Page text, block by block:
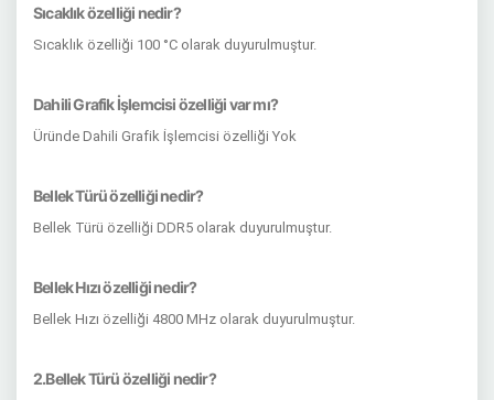
Sıcaklık özelliği nedir?
Sıcaklık özelliği 100 °C olarak duyurulmuştur.
Dahili Grafik İşlemcisi özelliği var mı?
Üründe Dahili Grafik İşlemcisi özelliği Yok
Bellek Türü özelliği nedir?
Bellek Türü özelliği DDR5 olarak duyurulmuştur.
Bellek Hızı özelliği nedir?
Bellek Hızı özelliği 4800 MHz olarak duyurulmuştur.
2.Bellek Türü özelliği nedir?